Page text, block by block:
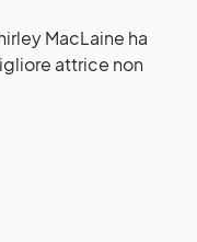
MacLaine ha
attrice non